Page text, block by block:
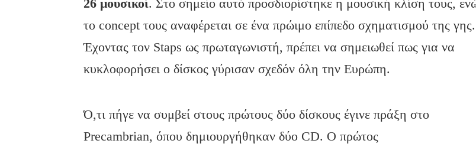
26 μουσικοί. Στο σημείο αυτό προσδιορίστηκε η μουσική κλίση τους,
το concept τους αναφέρεται σε ένα πρώιμο επίπεδο σχηματισμού της γης.
Έχοντας τον Staps ως πρωταγωνιστή, πρέπει να σημειωθεί πως για να
κυκλοφορήσει ο δίσκος γύρισαν σχεδόν όλη την Ευρώπη.
Ό,τι πήγε να συμβεί στους πρώτους δύο δίσκους έγινε πράξη στο
Precambrian, όπου δημιουργήθηκαν δύο CD. Ο πρώτος